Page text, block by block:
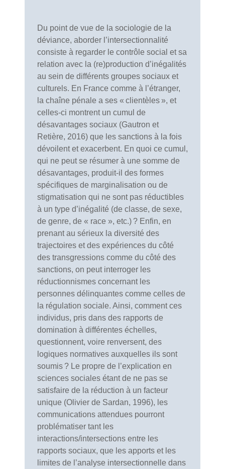
Du point de vue de la sociologie de la
déviance, aborder l’intersectionnalité
consiste à regarder le contrôle social et sa
relation avec la (re)production d’inégalités
au sein de différents groupes sociaux et
culturels. En France comme à l’étranger,
la chaîne pénale a ses « clientèles », et
celles-ci montrent un cumul de
désavantages sociaux (Gautron et
Retière, 2016) que les sanctions à la fois
dévoilent et exacerbent. En quoi ce cumul,
qui ne peut se résumer à une somme de
désavantages, produit-il des formes
spécifiques de marginalisation ou de
stigmatisation qui ne sont pas réductibles
à un type d’inégalité (de classe, de sexe,
de genre, de « race », etc.) ? Enfin, en
prenant au sérieux la diversité des
trajectoires et des expériences du côté
des transgressions comme du côté des
sanctions, on peut interroger les
réductionnismes concernant les
personnes délinquantes comme celles de
la régulation sociale. Ainsi, comment ces
individus, pris dans des rapports de
domination à différentes échelles,
questionnent, voire renversent, des
logiques normatives auxquelles ils sont
soumis ? Le propre de l’explication en
sciences sociales étant de ne pas se
satisfaire de la réduction à un facteur
unique (Olivier de Sardan, 1996), les
communications attendues pourront
problématiser tant les
interactions/intersections entre les
rapports sociaux, que les apports et les
limites de l’analyse intersectionnelle dans